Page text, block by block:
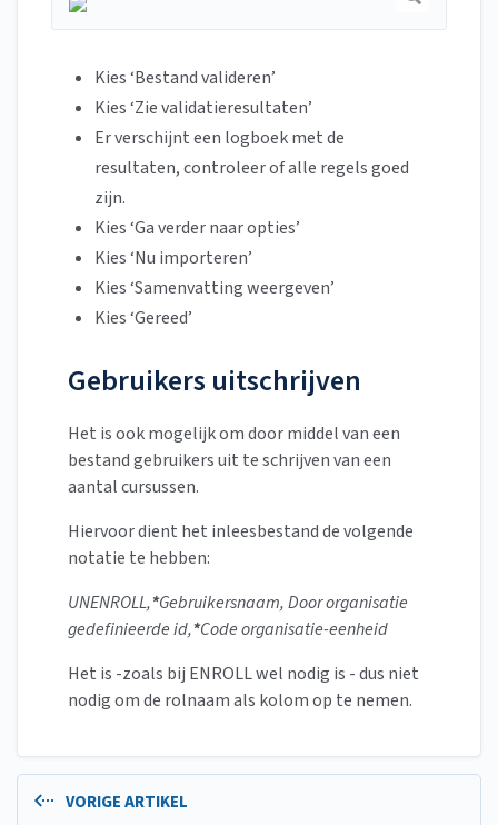
Kies ‘Bestand valideren’
Kies ‘Zie validatieresultaten’
Er verschijnt een logboek met de
resultaten, controleer of alle regels goed
zijn.
Kies ‘Ga verder naar opties’
Kies ‘Nu importeren’
Kies ‘Samenvatting weergeven’
Kies ‘Gereed’
Gebruikers uitschrijven
Het is ook mogelijk om door middel van een
bestand gebruikers uit te schrijven van een
aantal cursussen.
Hiervoor dient het inleesbestand de volgende
notatie te hebben:
UNENROLL,*Gebruikersnaam, Door organisatie
gedefinieerde id,*Code organisatie-eenheid
Het is -zoals bij ENROLL wel nodig is - dus niet
nodig om de rolnaam als kolom op te nemen.
VORIGE ARTIKEL